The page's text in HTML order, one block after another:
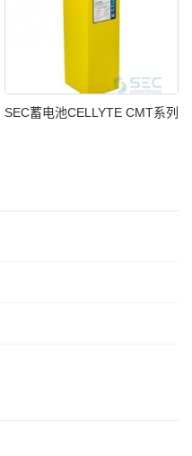
SEC蓄电池CELLYTE CMT系列